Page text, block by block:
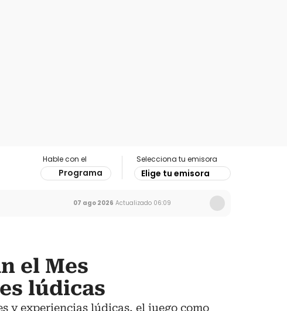
Hable con el
Programa
Selecciona tu emisora
Elige tu emisora
07 ago 2026 Actualizado 06:09
el Mes
lúdicas
y experiencias lúdicas, el juego como